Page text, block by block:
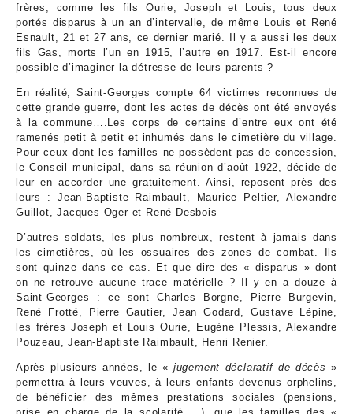
frères, comme les fils Ourie, Joseph et Louis, tous deux
portés disparus à un an d’intervalle, de même Louis et René
Esnault, 21 et 27 ans, ce dernier marié. Il y a aussi les deux
fils Gas, morts l’un en 1915, l’autre en 1917. Est-il encore
possible d’imaginer la détresse de leurs parents ?
En réalité, Saint-Georges compte 64 victimes reconnues de
cette grande guerre, dont les actes de décès ont été envoyés
à la commune….Les corps de certains d’entre eux ont été
ramenés petit à petit et inhumés dans le cimetière du village.
Pour ceux dont les familles ne possèdent pas de concession,
le Conseil municipal, dans sa réunion d’août 1922, décide de
leur en accorder une gratuitement. Ainsi, reposent près des
leurs : Jean-Baptiste Raimbault, Maurice Peltier, Alexandre
Guillot, Jacques Oger et René Desbois
D’autres soldats, les plus nombreux, restent à jamais dans
les cimetières, où les ossuaires des zones de combat. Ils
sont quinze dans ce cas. Et que dire des « disparus » dont
on ne retrouve aucune trace matérielle ? Il y en a douze à
Saint-Georges : ce sont Charles Borgne, Pierre Burgevin,
René Frotté, Pierre Gautier, Jean Godard, Gustave Lépine,
les frères Joseph et Louis Ourie, Eugène Plessis, Alexandre
Pouzeau, Jean-Baptiste Raimbault, Henri Renier.
Après plusieurs années, le « jugement déclaratif de décès »
permettra à leurs veuves, à leurs enfants devenus orphelins,
de bénéficier des mêmes prestations sociales (pensions,